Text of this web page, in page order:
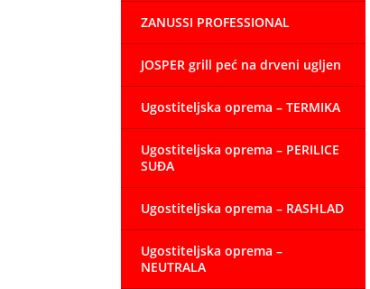
ZANUSSI PROFESSIONAL
JOSPER grill peć na drveni ugljen
Ugostiteljska oprema – TERMIKA
Ugostiteljska oprema – PERILICE
SUĐA
Ugostiteljska oprema – RASHLAD
Ugostiteljska oprema –
NEUTRALA